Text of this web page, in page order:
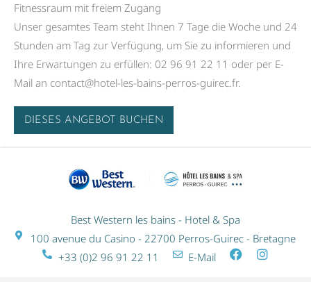
Fitnessraum mit freiem Zugang
Unser gesamtes Team steht Ihnen 7 Tage die Woche und 24
Stunden am Tag zur Verfügung, um Sie zu informieren und
Ihre Erwartungen zu erfüllen: 02 96 91 22 11 oder per E-
Mail an contact@hotel-les-bains-perros-guirec.fr.
DIESES ANGEBOT BUCHEN
Best Western les bains - Hotel & Spa
100 avenue du Casino - 22700 Perros-Guirec - Bretagne
+33 (0)2 96 91 22 11
E-Mail